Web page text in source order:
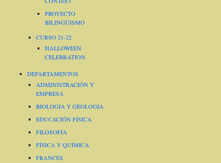
PROYECTO
BILINGÜISMO
CURSO 21-22
HALLOWEEN
CELEBRATION
DEPARTAMENTOS
ADMINISTRACIÓN Y
EMPRESA
BIOLOGÍA Y GEOLOGÍA
EDUCACIÓN FÍSICA
FILOSOFÍA
FÍSICA Y QUÍMICA
FRANCÉS